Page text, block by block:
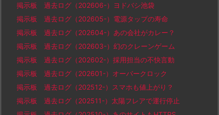
掲示板 過去ログ（202606-）ヨドバシ池袋
掲示板 過去ログ（202605-）電源タップの寿命
掲示板 過去ログ（202604-）あの会社がカレー？
掲示板 過去ログ（202603-）幻のクレーンゲーム
掲示板 過去ログ（202602-）採用担当の不快言動
掲示板 過去ログ（202601-）オーバークロック
掲示板 過去ログ（202512-）スマホも値上がり？
掲示板 過去ログ（202511-）太陽フレアで運行停止